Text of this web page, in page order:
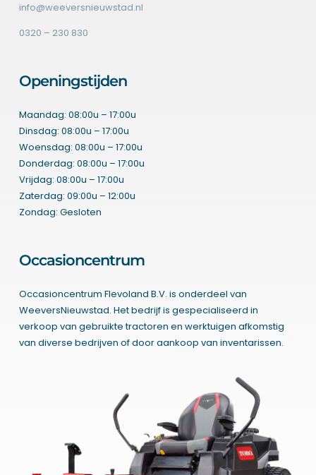
info@weeversnieuwstad.nl
0320 – 230 830
Openingstijden
Maandag: 08:00u – 17:00u
Dinsdag: 08:00u – 17:00u
Woensdag: 08:00u – 17:00u
Donderdag: 08:00u – 17:00u
Vrijdag: 08:00u – 17:00u
Zaterdag: 09:00u – 12:00u
Zondag: Gesloten
Occasioncentrum
Occasioncentrum Flevoland B.V. is onderdeel van
WeeversNieuwstad. Het bedrijf is gespecialiseerd in
verkoop van gebruikte tractoren en werktuigen afkomstig
van diverse bedrijven of door aankoop van inventarissen.